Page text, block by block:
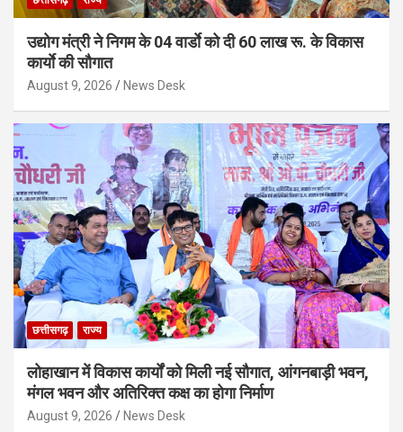
उद्योग मंत्री ने निगम के 04 वार्डाे को दी 60 लाख रू. के विकास
कार्याे की सौगात
August 9, 2026 News Desk
छत्तीसगढ़ राज्य
लोहाखान में विकास कार्यों को मिली नई सौगात, आंगनबाड़ी भवन,
मंगल भवन और अतिरिक्त कक्ष का होगा निर्माण
August 9, 2026 News Desk